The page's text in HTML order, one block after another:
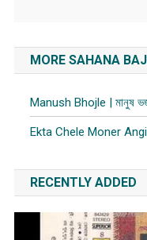
MORE SAHANA
Manush Bhojle | মানুষ
Ekta Chele Moner
RECENTLY ADDED